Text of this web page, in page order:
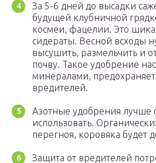
За 5-6 дней до высадки
будущей клубничной
космеи, фацелии. Это
сидераты. Весной всходы
высушить, размельчить и
почву. Такое удобрение
минералами,
вредителей.
Азотные удобрения лучше
использовать.
перегноя, коровяка будет
Защита от вредителей